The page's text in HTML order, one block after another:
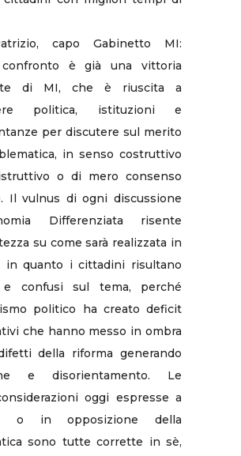
capo Gabinetto MI:
confronto è già una vittoria
di MI, che è riuscita a
politica, istituzioni e
per discutere sul merito
in senso costruttivo
o di mero consenso
Il vulnus di ogni discussione
Differenziata risente
su come sarà realizzata in
in quanto i cittadini risultano
e confusi sul tema, perché
politico ha creato deficit
che hanno messo in ombra
della riforma generando
e disorientamento. Le
oggi espresse a
o in opposizione della
sono tutte corrette in sè,